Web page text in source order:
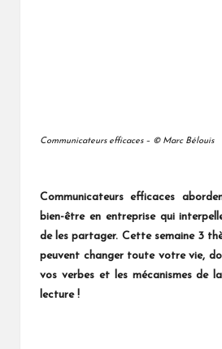
Communicateurs efficaces – © Marc Bélouis
Communicateurs efficaces
bien-être en entreprise qui
de les partager. Cette semaine 3
peuvent changer toute votre vie,
vos verbes et les mécanismes de
lecture !